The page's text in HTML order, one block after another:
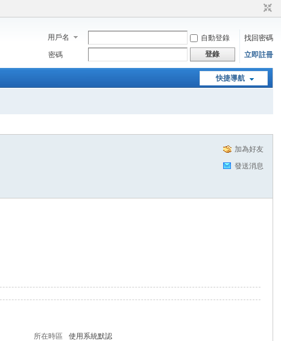
用戶名 自動登錄
找回密碼
密碼
登錄 立即註冊
快捷導航
加為好友
發送消息
所在時區 使用系統默認